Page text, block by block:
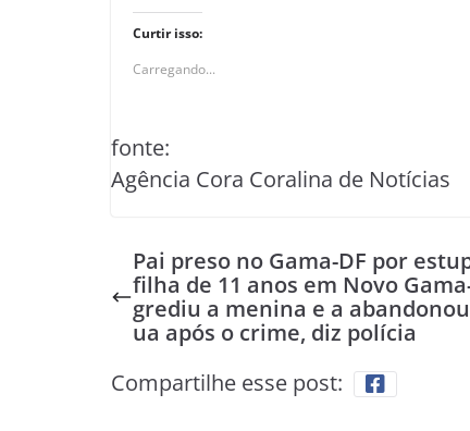
Curtir isso:
Carregando...
fonte:
Agência Cora Coralina de Notícias
Pai preso no Gama-DF por
filha de 11 anos em Novo
grediu a menina e a
ua após o crime, diz polícia
Compartilhe esse post: